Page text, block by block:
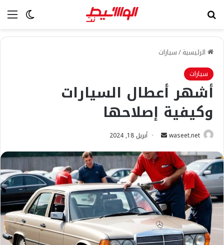
الرئيسية/سيارات
سيارات
أشهر أعطال السيارات
وكيفية إصلاحها
waseet.net
أرسل
إلكترونيا
أبريل 18, 2024